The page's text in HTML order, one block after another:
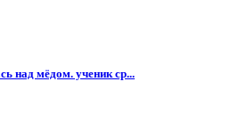
над мёдом. ученик ср...